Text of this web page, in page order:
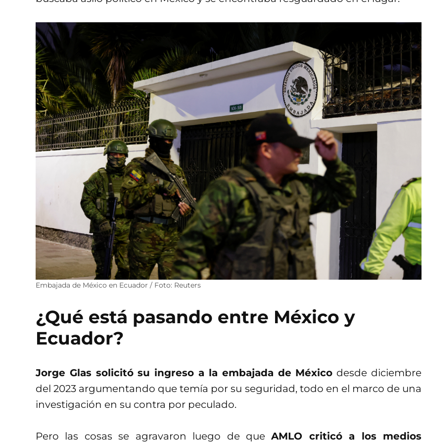
Embajada de México en Ecuador / Foto: Reuters
¿Qué está pasando entre México y
Ecuador?
Jorge Glas solicitó su ingreso a la embajada de México desde diciembre
del 2023 argumentando que temía por su seguridad, todo en el marco de una
investigación en su contra por peculado.
Pero las cosas se agravaron luego de queAMLO criticó a los medios